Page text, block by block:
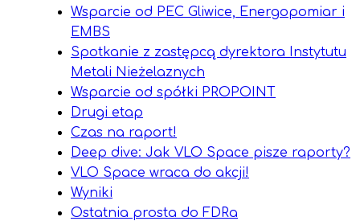
Wsparcie od PEC Gliwice, Energopomiar i
EMBS
Spotkanie z zastępcą dyrektora Instytutu
Metali Nieżelaznych
Wsparcie od spółki PROPOINT
Drugi etap
Czas na raport!
Deep dive: Jak VLO Space pisze raporty?
VLO Space wraca do akcji!
Wyniki
Ostatnia prosta do FDRa